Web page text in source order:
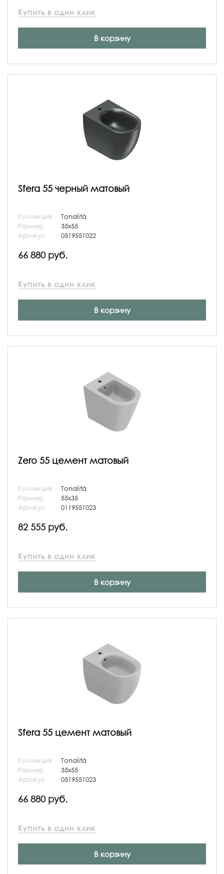
Купить в один клик
В корзину
Sfera 55 черный матовый
Коллекция
Tonalità
Размер
35x55
Артикул
0519551022
66 880 руб.
Купить в один клик
В корзину
Zero 55 цемент матовый
Коллекция
Tonalità
Размер
55x35
Артикул
0119551023
82 555 руб.
Купить в один клик
В корзину
Sfera 55 цемент матовый
Коллекция
Tonalità
Размер
35x55
Артикул
0519551023
66 880 руб.
Купить в один клик
В корзину